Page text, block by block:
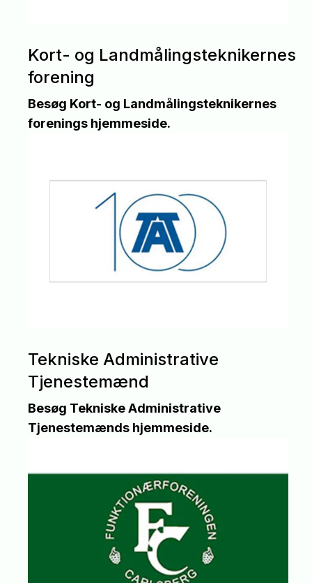
Kort- og Landmålingsteknikernes
forening
Besøg Kort- og Landmålingsteknikernes
forenings hjemmeside.
Tekniske Administrative
Tjenestemænd
Besøg Tekniske Administrative
Tjenestemænds hjemmeside.